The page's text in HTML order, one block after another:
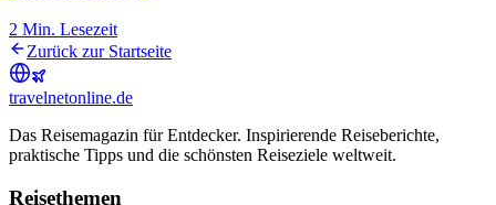
2 Min. Lesezeit
Zurück zur Startseite
travelnetonline.de
Das Reisemagazin für Entdecker. Inspirierende Reiseberichte,
praktische Tipps und die schönsten Reiseziele weltweit.
Reisethemen